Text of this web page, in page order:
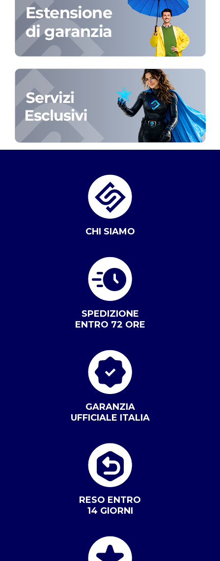
CHI SIAMO
SPEDIZIONE
ENTRO 72 ORE
GARANZIA
UFFICIALE ITALIA
RESO ENTRO
14 GIORNI